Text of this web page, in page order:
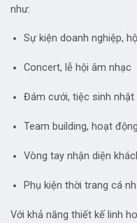
như:
Sự kiện doanh nghiệp,
Concert, lễ hội âm nhạc
Đám cưới, tiệc sinh nhật
Team building, hoạt
Vòng tay nhận diện
Phụ kiện thời trang cá
Với khả năng thiết kế linh